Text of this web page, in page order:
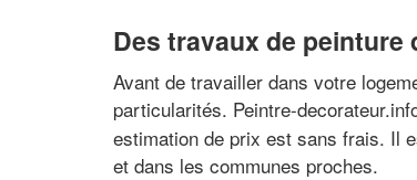
Des travaux de
Avant de travailler dans votre
particularités. Peintre-
estimation de prix est sans frais. Il
et dans les communes proches.